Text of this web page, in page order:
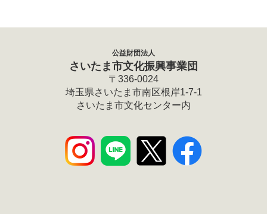
公益財団法人
さいたま市文化振興事業団
〒336-0024
埼玉県さいたま市南区根岸1-7-1
さいたま市文化センター内